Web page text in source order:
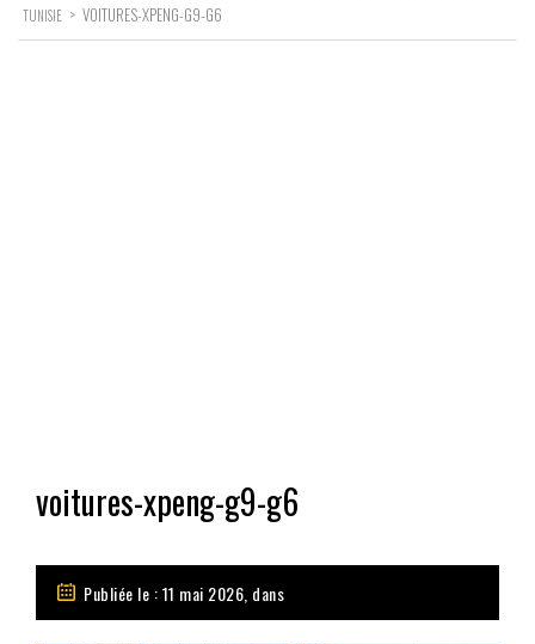
TUNISIE > VOITURES-XPENG-G9-G6
voitures-xpeng-g9-g6
Publiée le : 11 mai 2026, dans